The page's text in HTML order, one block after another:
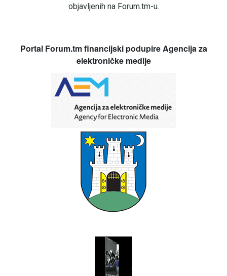
objavljenih na Forum.tm-u.
Portal Forum.tm financijski podupire Agencija za
elektroničke medije